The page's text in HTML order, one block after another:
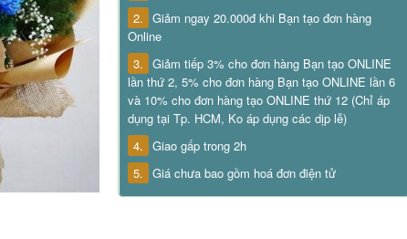
2. Giảm ngay 20.000đ khi Bạn tạo đơn hàng
Online
3. Giảm tiếp 3% cho đơn hàng Bạn tạo ONLINE
lần thứ 2, 5% cho đơn hàng Bạn tạo ONLINE lần 6
và 10% cho đơn hàng tạo ONLINE thứ 12 (Chỉ áp
dụng tại Tp. HCM, Ko áp dụng các dịp lễ)
4. Giao gấp trong 2h
5. Giá chưa bao gồm hoá đơn điện tử